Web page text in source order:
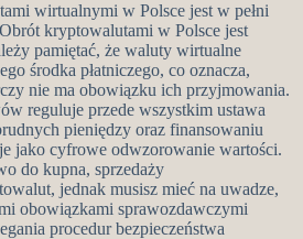
wirtualnymi w Polsce jest w pełni
kryptowalutami w Polsce jest
pamiętać, że waluty wirtualne
środka płatniczego, co oznacza,
nie ma obowiązku ich przyjmowania.
reguluje przede wszystkim ustawa
pieniędzy oraz finansowaniu
jako cyfrowe odwzorowanie wartości.
do kupna, sprzedaży
jednak musisz mieć na uwadze,
obowiązkami sprawozdawczymi
procedur bezpieczeństwa